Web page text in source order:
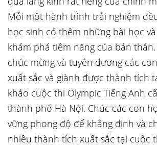
Mỗi một hành trình trải nghiệm
học sinh có thêm những bài học
khám phá tiềm năng của bản
chúc mừng và tuyên dương các
xuất sắc và giành được thành tích
khảo cuộc thi Olympic Tiếng Anh
thành phố Hà Nội. Chúc các con
vững phong độ để khẳng định và
nhiều thành tích xuất sắc tại cuộc